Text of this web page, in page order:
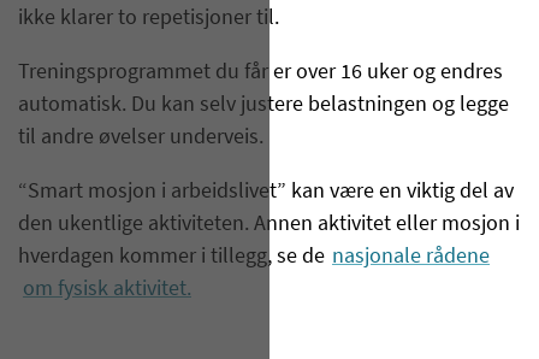
ikke klarer to repetisjoner til.
Treningsprogrammet du får er over 16 uker og endres
automatisk. Du kan selv justere belastningen og legge
til andre øvelser underveis.
“Smart mosjon i arbeidslivet” kan være en viktig del av
den ukentlige aktiviteten. Annen aktivitet eller mosjon i
hverdagen kommer i tillegg, se de nasjonale rådene
om fysisk aktivitet.